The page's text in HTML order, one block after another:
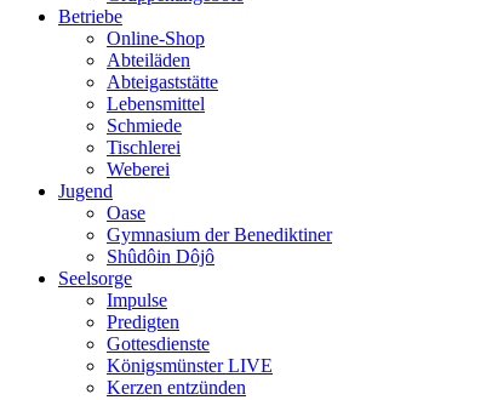
Betriebe
Online-Shop
Abteiläden
Abteigaststätte
Lebensmittel
Schmiede
Tischlerei
Weberei
Jugend
Oase
Gymnasium der Benediktiner
Shûdôin Dôjô
Seelsorge
Impulse
Predigten
Gottesdienste
Königsmünster LIVE
Kerzen entzünden